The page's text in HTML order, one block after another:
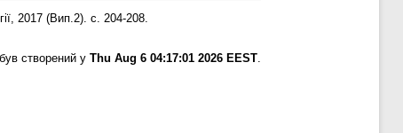
2017 (Вип.2). с. 204-208.
створений у Thu Aug 6 04:17:01 2026 EEST